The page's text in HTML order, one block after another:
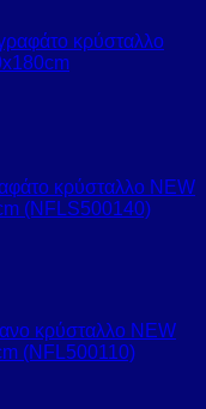
κρύσταλλο NEW
(NFLS500140)